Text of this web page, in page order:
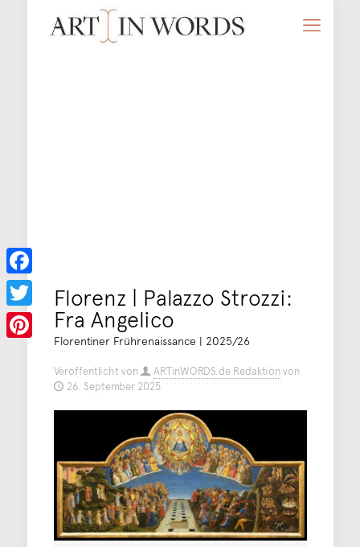
Florenz | Palazzo Strozzi:
Fra Angelico
Florentiner Frührenaissance | 2025/26
Veröffentlicht von ARTinWORDS.de Redaktionvon
26. September 2025
Facebook
Twitter